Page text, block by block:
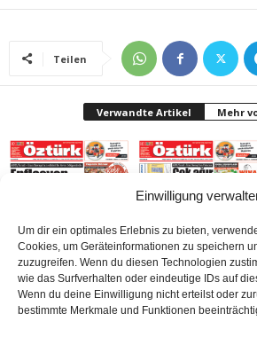
Einwilligung
Um dir ein optimales Erlebnis zu bieten,
Cookies, um Geräteinformationen zu speichern
zuzugreifen. Wenn du diesen Technologien
wie das Surfverhalten oder eindeutige IDs auf
Wenn du deine Einwilligung nicht erteilst oder
bestimmte Merkmale und Funktionen
Teilen
Verwandte Artikel Mehr
Gazetesi Sayı 414
(Mayıs 2026) Bielefeld
Gazetesi-Sayı 413
(Nisan 2026) Bielefeld